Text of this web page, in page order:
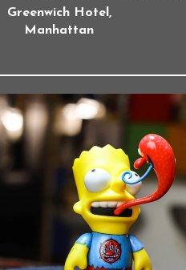
Greenwich Hotel,
Manhattan